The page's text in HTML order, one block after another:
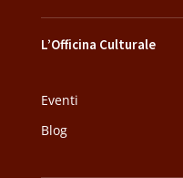
L’Officina Culturale
Eventi
Blog